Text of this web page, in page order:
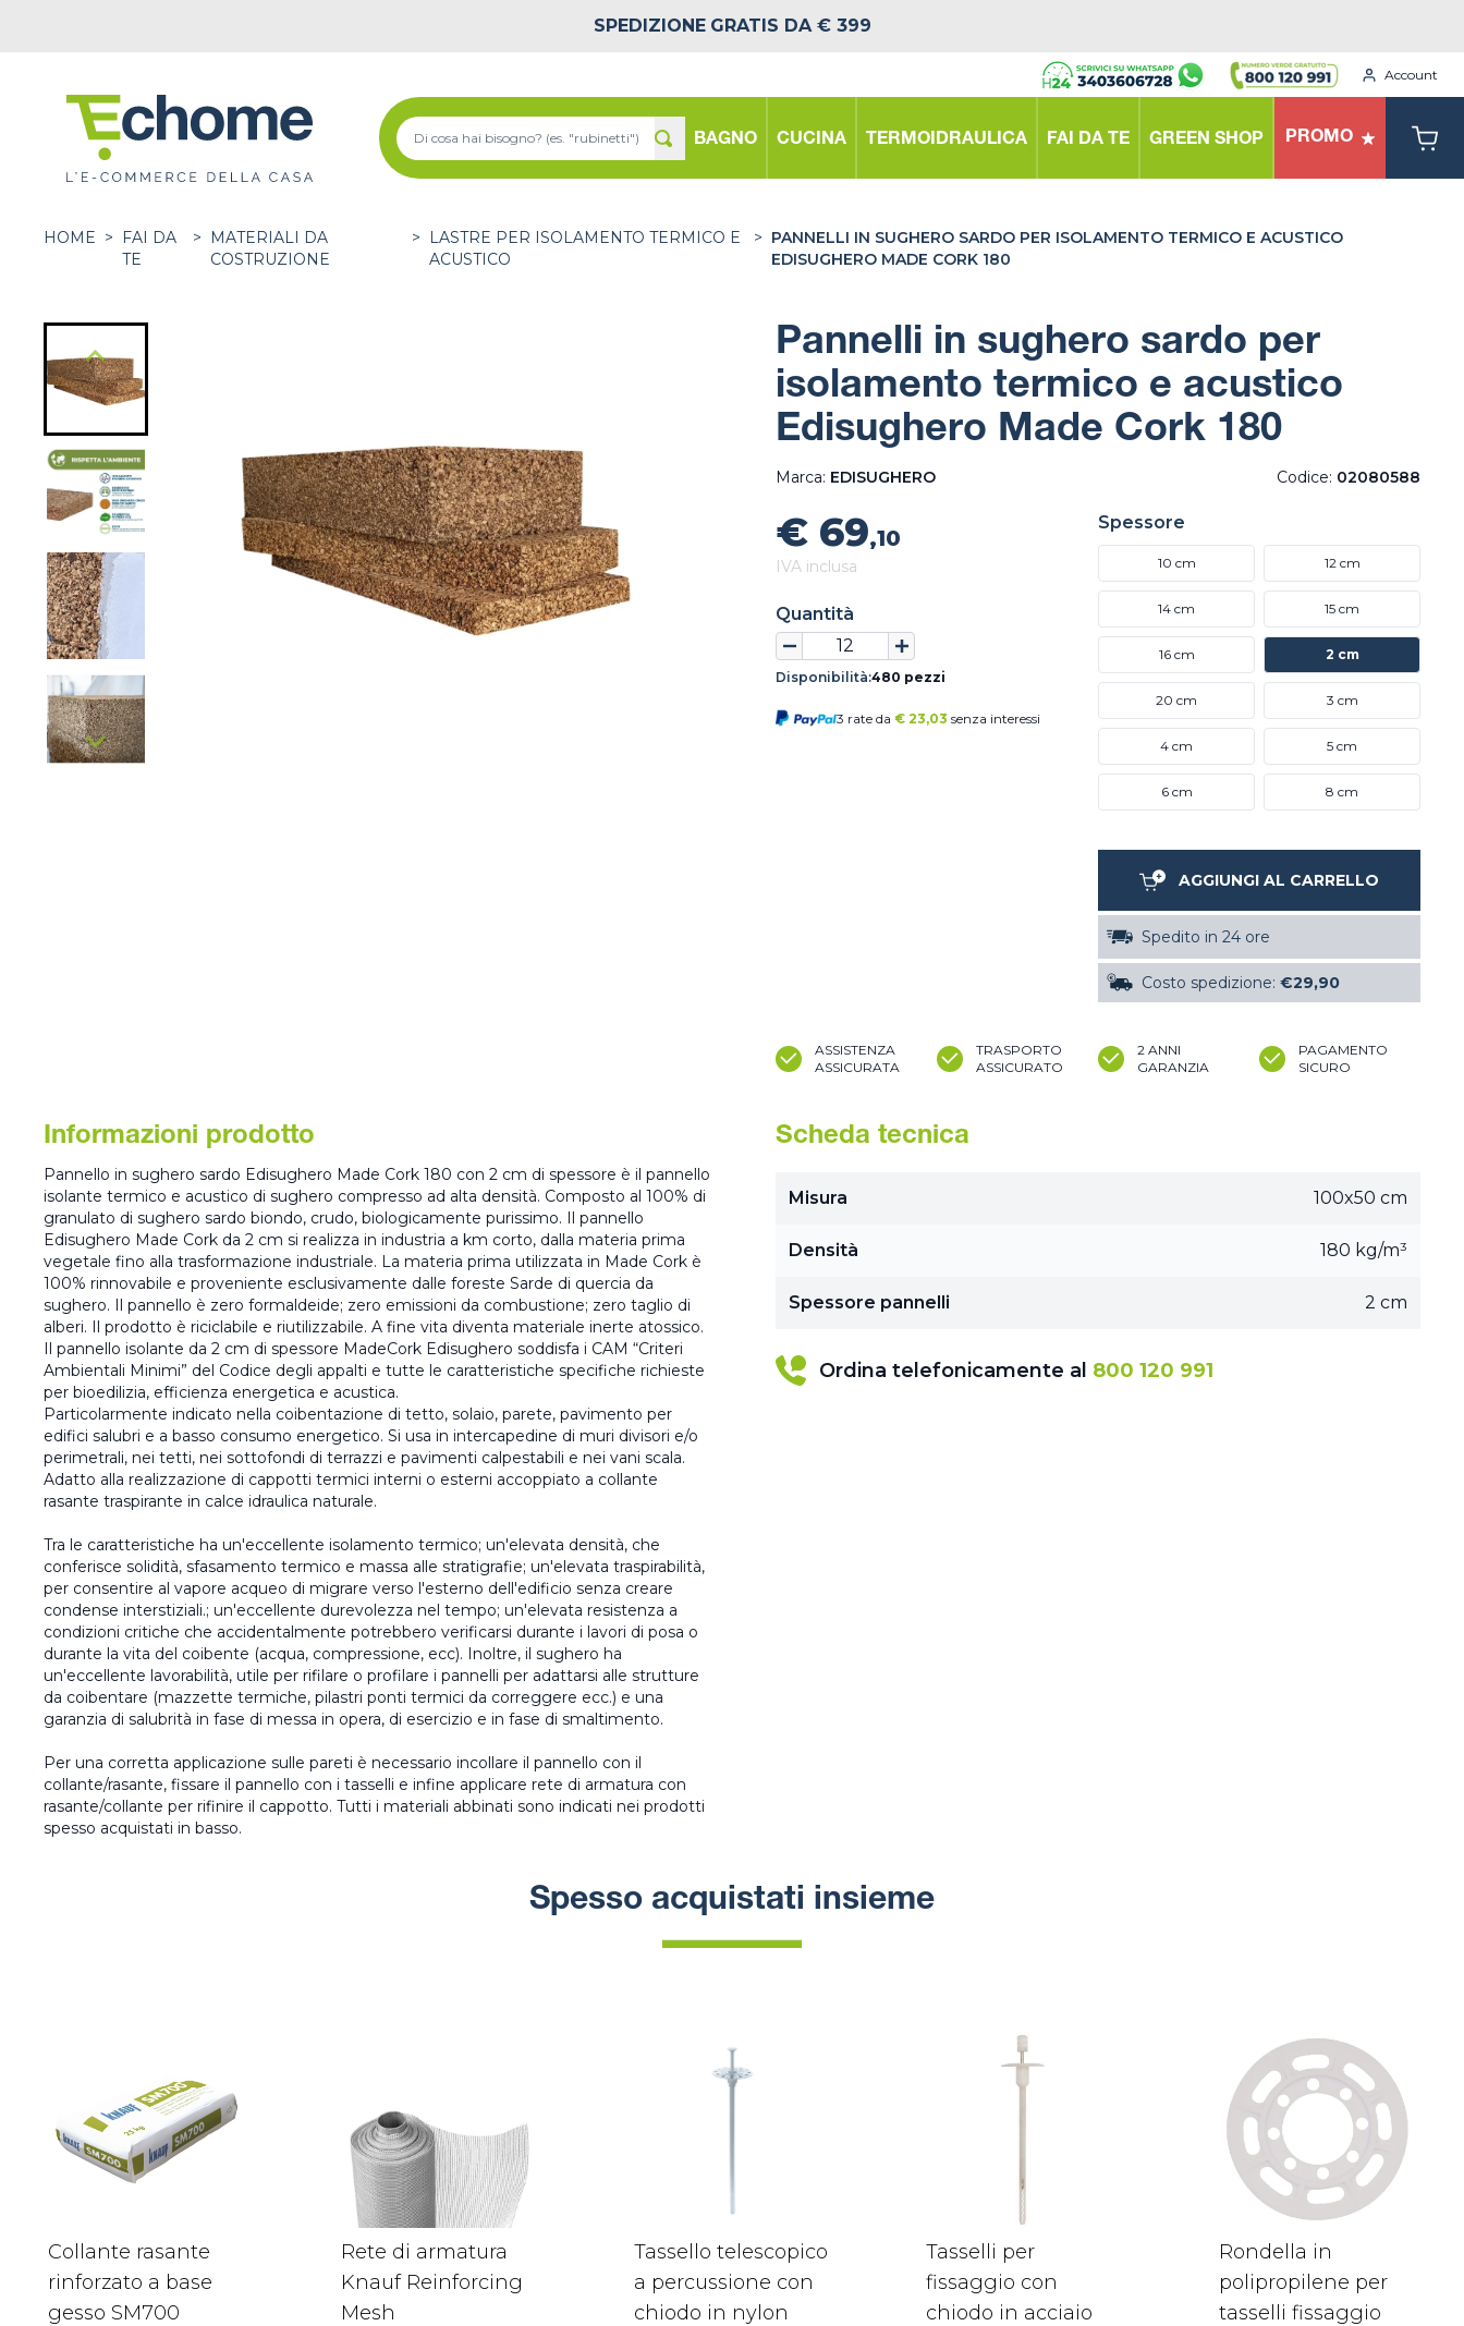
SPEDIZIONE GRATIS DA € 399
Account
BAGNO CUCINA TERMOIDRAULICA FAI DA TE GREEN SHOP PROMO
HOME >
FAI DA
TE
>
MATERIALI DA
COSTRUZIONE
>
LASTRE PER ISOLAMENTO TERMICO E
ACUSTICO
> PANNELLI IN SUGHERO SARDO PER ISOLAMENTO TERMICO E ACUSTICO
EDISUGHERO MADE CORK 180
Pannelli in sughero sardo per
isolamento termico e acustico
Edisughero Made Cork 180
Marca: EDISUGHERO Codice: 02080588
€ 69,10
IVA inclusa
Quantità
Disponibilità:480 pezzi
3 rate da € 23,03 senza interessi
Spessore
10 cm 12 cm
14 cm 15 cm
16 cm 2 cm
20 cm 3 cm
4 cm 5 cm
6 cm 8 cm
AGGIUNGI AL CARRELLO
Spedito in 24 ore
Costo spedizione: €29,90
ASSISTENZA
ASSICURATA
TRASPORTO
ASSICURATO
2 ANNI
GARANZIA
PAGAMENTO
SICURO
Informazioni prodotto
Pannello in sughero sardo Edisughero Made Cork 180 con 2 cm di spessore è il pannello
isolante termico e acustico di sughero compresso ad alta densità.‎ Composto al 100% di
granulato di sughero sardo biondo, crudo, biologicamente purissimo.‎ Il pannello
Edisughero Made Cork da 2 cm si realizza in industria a km corto, dalla materia prima
vegetale fino alla trasformazione industriale.‎ La materia prima utilizzata in Made Cork è
100% rinnovabile e proveniente esclusivamente dalle foreste Sarde di quercia da
sughero.‎ Il pannello è zero formaldeide; zero emissioni da combustione; zero taglio di
alberi.‎ Il prodotto è riciclabile e riutilizzabile.‎ A fine vita diventa materiale inerte atossico.‎
Il pannello isolante da 2 cm di spessore MadeCork Edisughero soddisfa i CAM “Criteri
Ambientali Minimi” del Codice degli appalti e tutte le caratteristiche specifiche richieste
per bioedilizia, efficienza energetica e acustica.‎
Particolarmente indicato nella coibentazione di tetto, solaio, parete, pavimento per
edifici salubri e a basso consumo energetico.‎ Si usa in intercapedine di muri divisori e/o
perimetrali, nei tetti, nei sottofondi di terrazzi e pavimenti calpestabili e nei vani scala.‎
Adatto alla realizzazione di cappotti termici interni o esterni accoppiato a collante
rasante traspirante in calce idraulica naturale.‎
Tra le caratteristiche ha un'eccellente isolamento termico; un'elevata densità, che
conferisce solidità, sfasamento termico e massa alle stratigrafie; un'elevata traspirabilità,
per consentire al vapore acqueo di migrare verso l'esterno dell'edificio senza creare
condense interstiziali.; un'eccellente durevolezza nel tempo; un'elevata resistenza a
condizioni critiche che accidentalmente potrebbero verificarsi durante i lavori di posa o
durante la vita del coibente (acqua, compressione, ecc). Inoltre, il sughero ha
un'eccellente lavorabilità, utile per rifilare o profilare i pannelli per adattarsi alle strutture
da coibentare (mazzette termiche, pilastri ponti termici da correggere ecc.‎) e una
garanzia di salubrità in fase di messa in opera, di esercizio e in fase di smaltimento.‎
Per una corretta applicazione sulle pareti è necessario incollare il pannello con il
collante/rasante, fissare il pannello con i tasselli e infine applicare rete di armatura con
rasante/collante per rifinire il cappotto. Tutti i materiali abbinati sono indicati nei prodotti
spesso acquistati in basso.
Scheda tecnica
Misura 100x50 cm
Densità 180 kg/m³
Spessore pannelli 2 cm
Ordina telefonicamente al 800 120 991
Spesso acquistati insieme
Collante rasante
rinforzato a base
gesso SM700
Rete di armatura
Knauf Reinforcing
Mesh
Tassello telescopico
a percussione con
chiodo in nylon
Tasselli per
fissaggio con
chiodo in acciaio
Rondella in
polipropilene per
tasselli fissaggio